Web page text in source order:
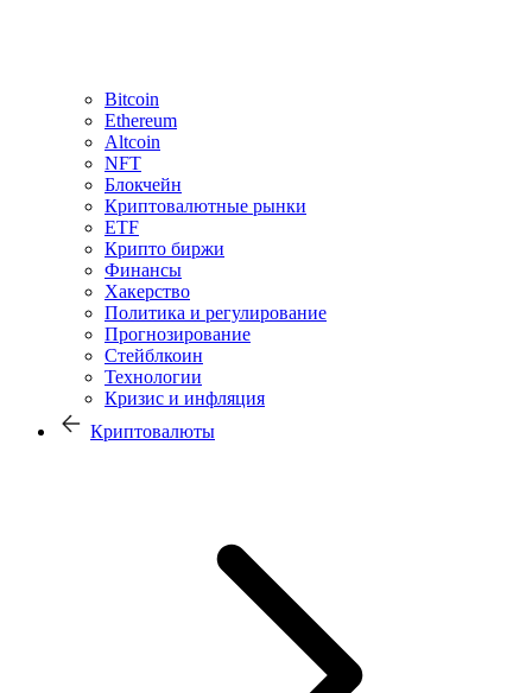
Bitcoin
Ethereum
Altcoin
NFT
Блокчейн
Криптовалютные рынки
ETF
Крипто биржи
Финансы
Хакерство
Политика и регулирование
Прогнозирование
Стейблкоин
Технологии
Кризис и инфляция
Криптовалюты